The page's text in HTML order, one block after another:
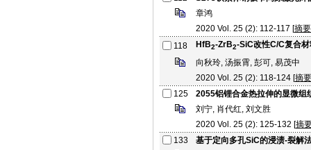
章鸿
2020 Vol. 25 (2): 112-117 [摘要
118
HfB2-ZrB2-SiC改性C/C复合
向秋玲, 汤振霄, 彭可, 易茂中
2020 Vol. 25 (2): 118-124 [摘要
125
2055铝锂合金热拉伸的显微组
刘宁, 肖代红, 刘文胜
2020 Vol. 25 (2): 125-132 [摘
133
基于定向多孔SiC的浸渍-裂解